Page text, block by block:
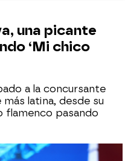
una picante
‘Mi chico
a la concursante
latina, desde su
flamenco pasando
de Luxe e